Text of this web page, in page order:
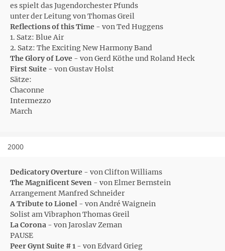
es spielt das Jugendorchester Pfunds
unter der Leitung von Thomas Greil
Reflections of this Time - von Ted Huggens
1. Satz: Blue Air
2. Satz: The Exciting New Harmony Band
The Glory of Love - von Gerd Köthe und Roland Heck
First Suite - von Gustav Holst
Sätze:
Chaconne
Intermezzo
March
2000
Dedicatory Overture - von Clifton Williams
The Magnificent Seven - von Elmer Bernstein
Arrangement Manfred Schneider
A Tribute to Lionel - von André Waignein
Solist am Vibraphon Thomas Greil
La Corona - von Jaroslav Zeman
PAUSE
Peer Gynt Suite # 1 - von Edvard Grieg